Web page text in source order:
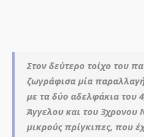
Στον δεύτερο τοίχο του
ζωγράφισα μία
με τα δύο αδελφάκια του
Άγγελου και του 3χρονου
μικρούς πρίγκιπες, που